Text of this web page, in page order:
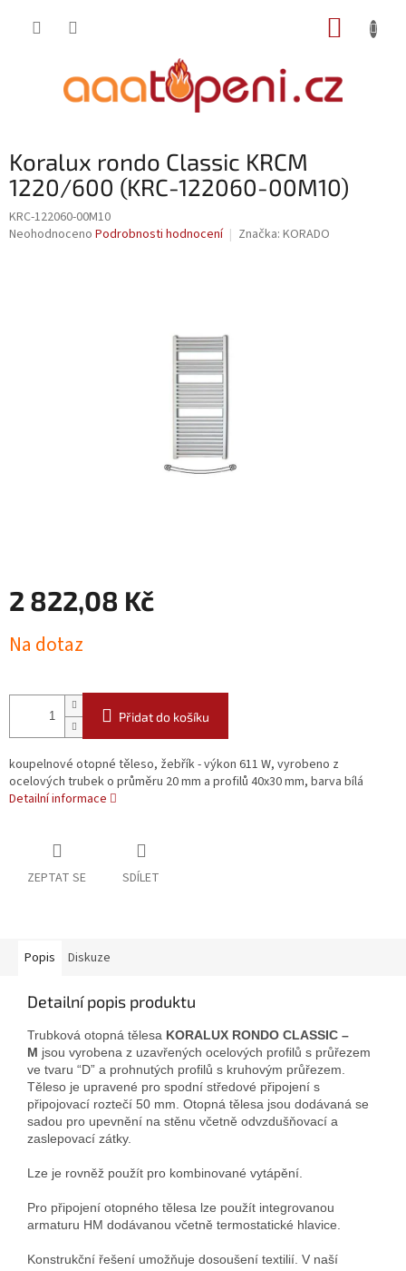
Koralux rondo Classic KRCM
1220/600 (KRC-122060-00M10)
KRC-122060-00M10
Průměrné
Neohodnoceno Podrobnosti hodnocení Značka: KORADO
2 822,08 Kč
cena:
Na dotaz
Přidat do košíku
koupelnové otopné těleso, žebřík - výkon 611 W, vyrobeno z
ocelových trubek o průměru 20 mm a profilů 40x30 mm, barva bílá
Detailní informace
ZEPTAT SE SDÍLET
Popis Diskuze
Detailní popis produktu
Trubková otopná tělesa KORALUX RONDO CLASSIC –
M jsou vyrobena z uzavřených ocelových profilů s průřezem
ve tvaru “D” a prohnutých profilů s kruhovým průřezem.
Těleso je upravené pro spodní středové připojení s
připojovací roztečí 50 mm. Otopná tělesa jsou dodávaná se
sadou pro upevnění na stěnu včetně odvzdušňovací a
zaslepovací zátky.
Lze je rovněž použít pro kombinované vytápění.
Pro připojení otopného tělesa lze použít integrovanou
armaturu HM dodávanou včetně termostatické hlavice.
Konstrukční řešení umožňuje dosoušení textilií. V naší